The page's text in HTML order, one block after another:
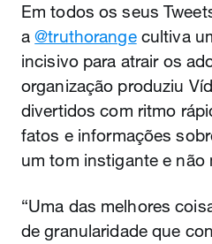
Em todos os seus
a@truthorangecultiva
incisivo para atrair os
organização produziu
divertidos com ritmo
fatos e informações
um tom instigante e não
“Uma das melhores
de granularidade que